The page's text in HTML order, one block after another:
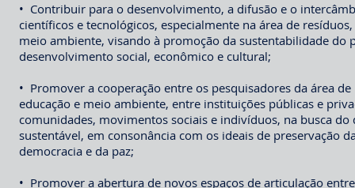
• Contribuir para o desenvolvimento, a difusão e o
científicos e tecnológicos, especialmente na área de
meio ambiente, visando à promoção da sustentabilidade do
desenvolvimento social, econômico e cultural;
• Promover a cooperação entre os pesquisadores da área
educação e meio ambiente, entre instituições públicas e
comunidades, movimentos sociais e indivíduos, na busca
sustentável, em consonância com os ideais de preservação
democracia e da paz;
• Promover a abertura de novos espaços de articulação